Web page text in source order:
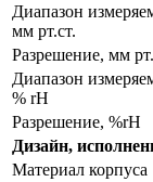
Диапазон
мм рт.ст.
Разрешение, мм
Диапазон
% rH
Разрешение, %rH
Дизайн,
Материал корпуса